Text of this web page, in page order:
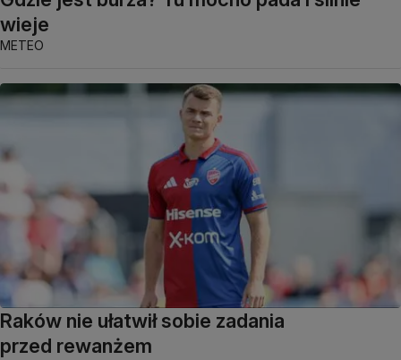
wieje
METEO
Raków nie ułatwił sobie zadania
przed rewanżem